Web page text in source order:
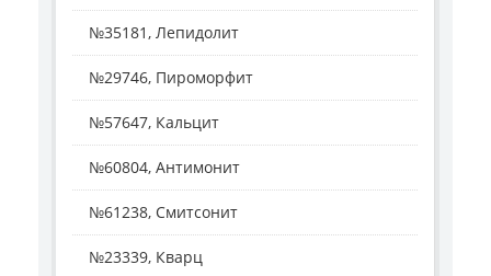
№35181, Лепидолит
№29746, Пироморфит
№57647, Кальцит
№60804, Антимонит
№61238, Смитсонит
№23339, Кварц